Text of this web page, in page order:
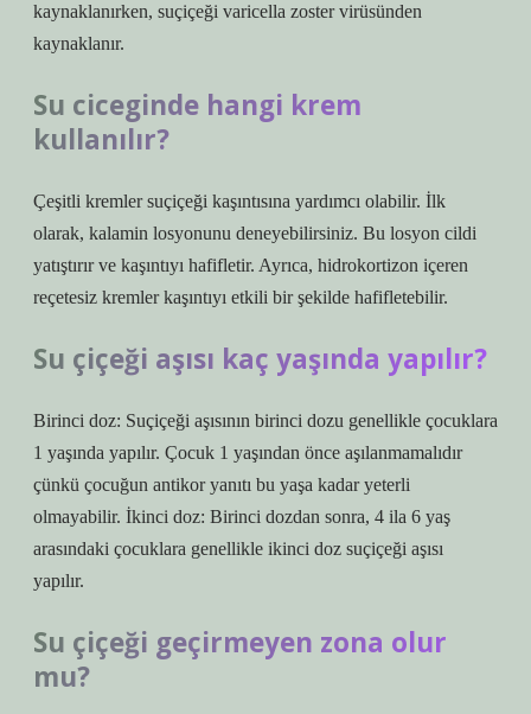
kaynaklanırken, suçiçeği varicella zoster virüsünden
kaynaklanır.
Su ciceginde hangi krem
kullanılır?
Çeşitli kremler suçiçeği kaşıntısına yardımcı olabilir. İlk
olarak, kalamin losyonunu deneyebilirsiniz. Bu losyon cildi
yatıştırır ve kaşıntıyı hafifletir. Ayrıca, hidrokortizon içeren
reçetesiz kremler kaşıntıyı etkili bir şekilde hafifletebilir.
Su çiçeği aşısı kaç yaşında yapılır?
Birinci doz: Suçiçeği aşısının birinci dozu genellikle çocuklara
1 yaşında yapılır. Çocuk 1 yaşından önce aşılanmamalıdır
çünkü çocuğun antikor yanıtı bu yaşa kadar yeterli
olmayabilir. İkinci doz: Birinci dozdan sonra, 4 ila 6 yaş
arasındaki çocuklara genellikle ikinci doz suçiçeği aşısı
yapılır.
Su çiçeği geçirmeyen zona olur
mu?